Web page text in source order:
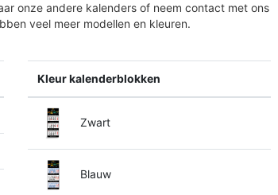
onze andere kalenders of neem contact met ons
veel meer modellen en kleuren.
Kleur kalenderblokken
Zwart
Blauw